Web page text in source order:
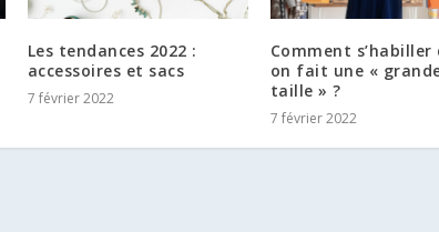
Les tendances 2022 :
accessoires et sacs
7 février 2022
Comment s’habiller
on fait une «
taille » ?
7 février 2022